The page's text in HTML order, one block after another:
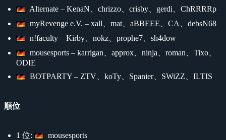
Alternate – KenaN、chrizzo、crisby、gerdi、ChRRRRp
myRevenge e.V. – xall、mat、aBBEEE、CA、debsN68
n!faculty – Kirby、nokz、prophe7、sh4dow
mousesports – karrigan、approx、ninja、roman、Tixo、
ODIE
BOTPARTY – ZTV、koTy、Spanier、SWiZZ、ILTIS
順位
1 位:
mousesports